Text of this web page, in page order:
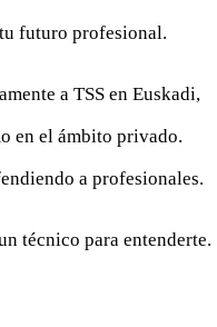
futuro profesional.
a TSS en Euskadi,
en el ámbito privado.
a profesionales.
técnico para entenderte.